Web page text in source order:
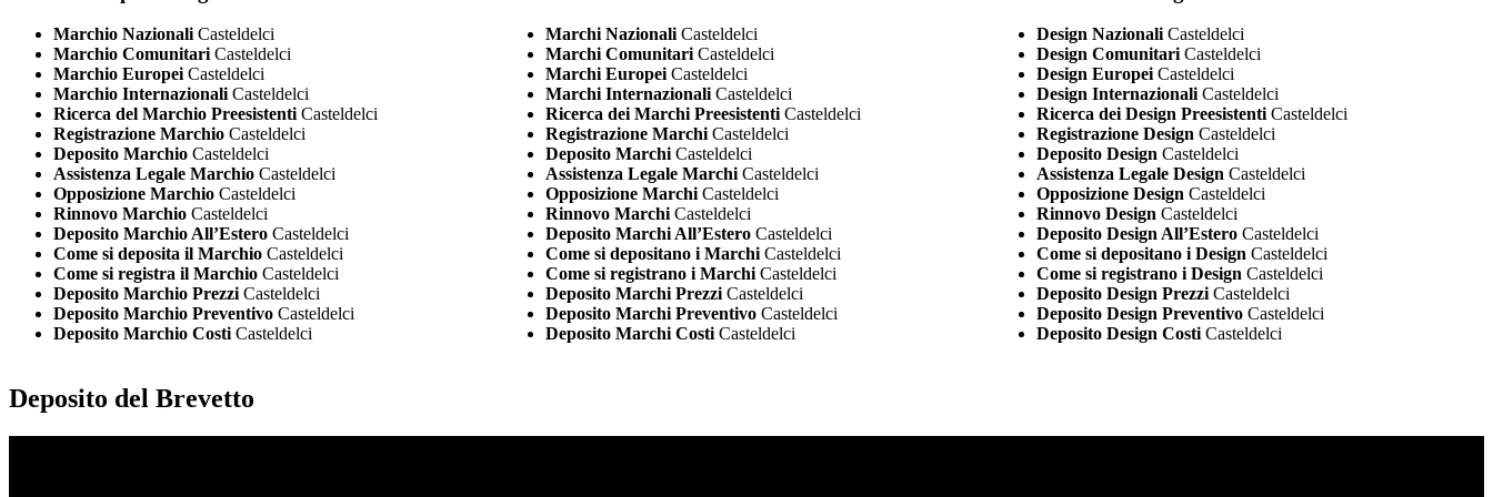
Marchio Nazionali Casteldelci
Marchio Comunitari Casteldelci
Marchio Europei Casteldelci
Marchio Internazionali Casteldelci
Ricerca del Marchio Preesistenti Casteldelci
Registrazione Marchio Casteldelci
Deposito Marchio Casteldelci
Assistenza Legale Marchio Casteldelci
Opposizione Marchio Casteldelci
Rinnovo Marchio Casteldelci
Deposito Marchio All’Estero Casteldelci
Come si deposita il Marchio Casteldelci
Come si registra il Marchio Casteldelci
Deposito Marchio Prezzi Casteldelci
Deposito Marchio Preventivo Casteldelci
Deposito Marchio Costi Casteldelci
Marchi NazionaliCasteldelci
Marchi ComunitariCasteldelci
Marchi EuropeiCasteldelci
Marchi InternazionaliCasteldelci
Ricerca dei Marchi PreesistentiCasteldelci
Registrazione MarchiCasteldelci
Deposito MarchiCasteldelci
Assistenza Legale MarchiCasteldelci
Opposizione MarchiCasteldelci
Rinnovo MarchiCasteldelci
Deposito Marchi All’EsteroCasteldelci
Come si depositano i MarchiCasteldelci
Come si registrano i MarchiCasteldelci
Deposito Marchi PrezziCasteldelci
Deposito Marchi PreventivoCasteldelci
Deposito Marchi CostiCasteldelci
Design Nazionali Casteldelci
Design Comunitari Casteldelci
Design Europei Casteldelci
Design Internazionali Casteldelci
Ricerca dei Design Preesistenti Casteldelci
Registrazione Design Casteldelci
Deposito Design Casteldelci
Assistenza Legale Design Casteldelci
Opposizione Design Casteldelci
Rinnovo Design Casteldelci
Deposito Design All’Estero Casteldelci
Come si depositano i Design Casteldelci
Come si registrano i Design Casteldelci
Deposito Design Prezzi Casteldelci
Deposito Design Preventivo Casteldelci
Deposito Design Costi Casteldelci
Deposito del Brevetto